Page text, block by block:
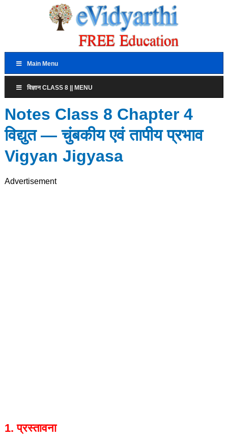
Main Menu
विज्ञान CLASS 8 || MENU
Notes Class 8 Chapter 4
विद्युत — चुंबकीय एवं तापीय प्रभाव
Vigyan Jigyasa
Advertisement
1. प्रस्तावना